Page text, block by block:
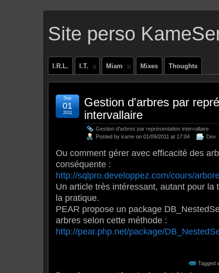
Site perso
I.R.L. I.T. Miam Mixes Thoughts
Gestion d'arbres par
intervallaire
Gestion d'arbres par représentation intervallaire
Posted by kame on 01/09/2011 at 17:04 Dev
Sep
01
2011
Ou comment gérer avec efficacité des
conséquente :
http://sqlpro.developpez.com/cours/
Un article très intéressant, autant pour la
la pratique.
PEAR propose un package
arbres selon cette méthode :
http://pear.php.net/package/
Tagged